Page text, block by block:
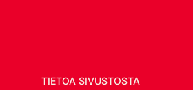
TIETOA SIVUSTOSTA